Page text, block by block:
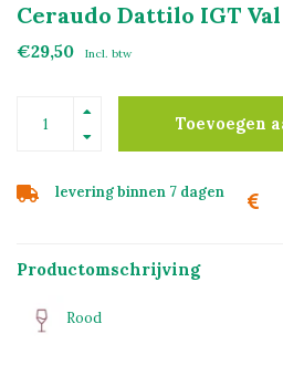
Ceraudo Dattilo IGT
€29,50 Incl. btw
Toevoegen
levering binnen 7 dagen
Productomschrijving
Rood